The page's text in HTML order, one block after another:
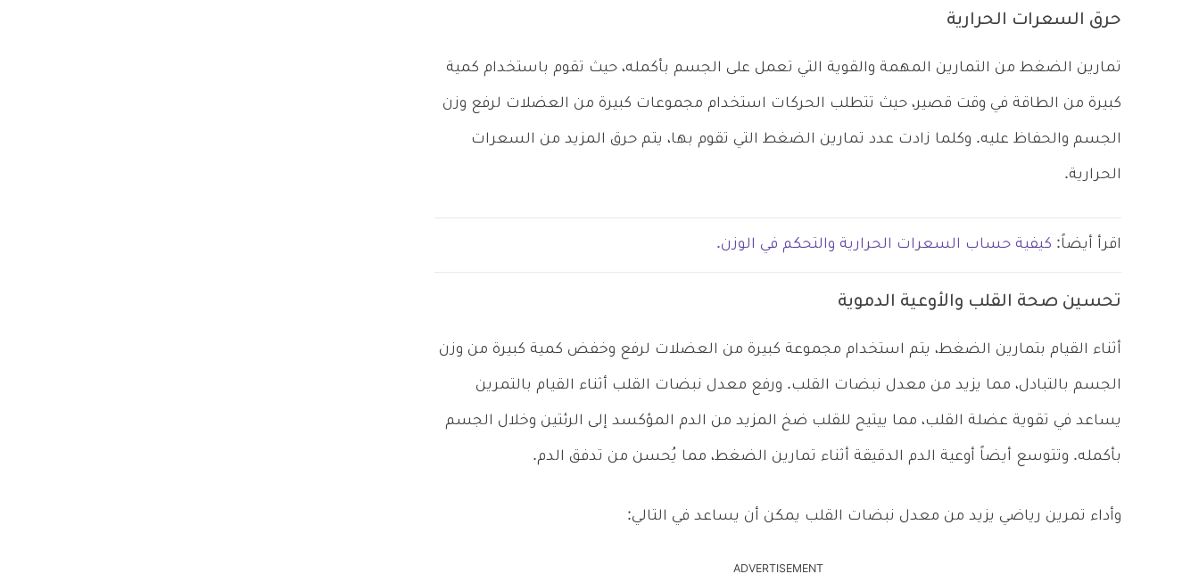
حرق السعرات الحرارية
تمارين الضغط من التمارين المهمة والقوية التي تعمل على الجسم بأكمله، حيث تقوم باستخدام كمية
كبيرة من الطاقة في وقت قصير، حيث تتطلب الحركات استخدام مجموعات كبيرة من العضلات لرفع وزن
الجسم والحفاظ عليه. وكلما زادت عدد تمارين الضغط التي تقوم بها، يتم حرق المزيد من السعرات
الحرارية.
اقرأ أيضاً: كيفية حساب السعرات الحرارية والتحكم في الوزن.
تحسين صحة القلب والأوعية الدموية
أثناء القيام بتمارين الضغط، يتم استخدام مجموعة كبيرة من العضلات لرفع وخفض كمية كبيرة من وزن
الجسم بالتبادل، مما يزيد من معدل نبضات القلب. ورفع معدل نبضات القلب أثناء القيام بالتمرين
يساعد في تقوية عضلة القلب، مما ييتيح للقلب ضخ المزيد من الدم المؤكسد إلى الرئتين وخلال الجسم
بأكمله. وتتوسع أيضاً أوعية الدم الدقيقة أثناء تمارين الضغط، مما يُحسن من تدفق الدم.
وأداء تمرين رياضي يزيد من معدل نبضات القلب يمكن أن يساعد في التالي:
ADVERTISEMENT